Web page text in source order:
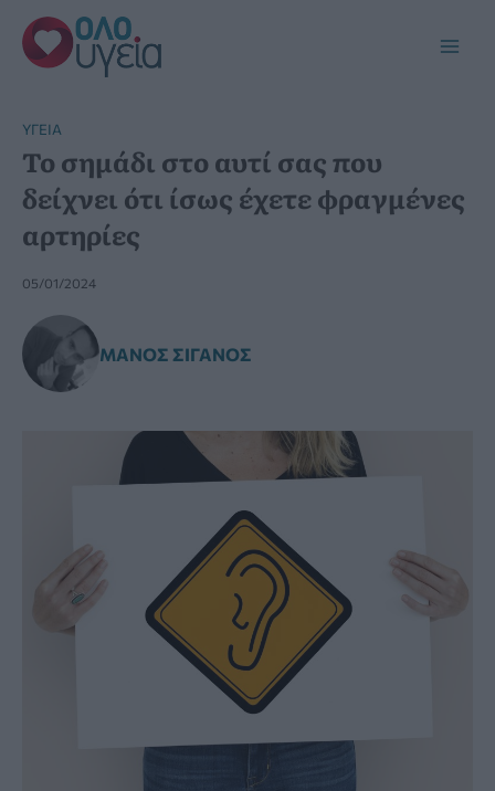
Μετάβαση
στο
περιεχόμενο
YΓΕΊΑ
Το σημάδι στο αυτί σας που
δείχνει ότι ίσως έχετε φραγμένες
αρτηρίες
05/01/2024
ΜΆΝΟΣ ΣΙΓΑΝΌΣ